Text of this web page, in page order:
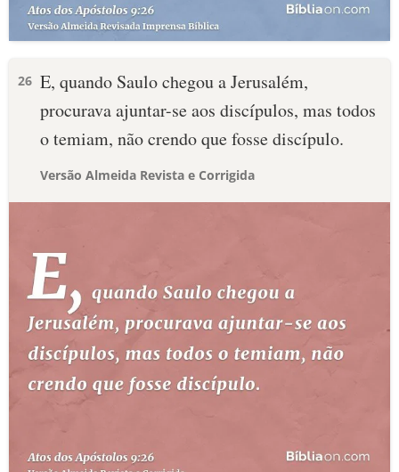
26 E, quando Saulo chegou a Jerusalém,
procurava ajuntar-se aos discípulos, mas todos
o temiam, não crendo que fosse discípulo.
Versão Almeida Revista e Corrigida